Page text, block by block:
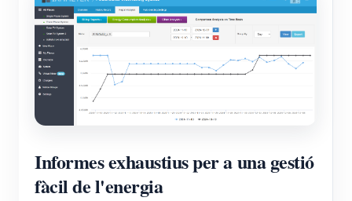
Informes exhaustius per a una gestió
fàcil de l'energia